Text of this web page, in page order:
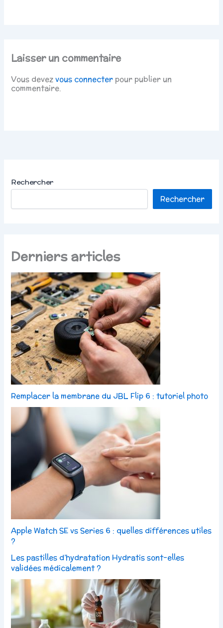
Laisser un commentaire
Vous devezvous connecter pour publier un
commentaire.
Rechercher
Rechercher
Derniers articles
Remplacer la membrane du JBL Flip 6 : tutoriel photo
Apple Watch SE vs Series 6 : quelles différences utiles
?
Les pastilles d’hydratation Hydratis sont-elles
validées médicalement ?